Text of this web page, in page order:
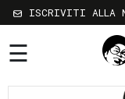
Shop
Chi
ISCRIVITI ALLA
☰